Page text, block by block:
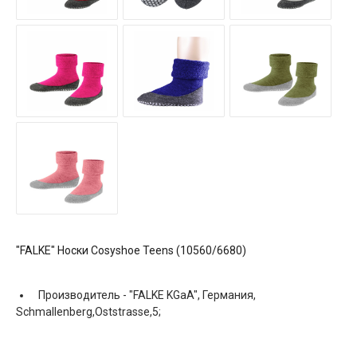
"FALKE" Носки Cosyshoe Teens (10560/6680)
Производитель - "FALKE KGaA", Германия,
Schmallenberg,Oststrasse,5;